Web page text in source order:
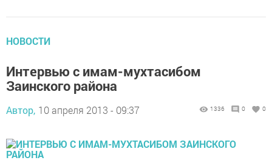
НОВОСТИ
Интервью с имам-мухтасибом
Заинского района
Автор, 10 апреля 2013 - 09:37 1336 0 0